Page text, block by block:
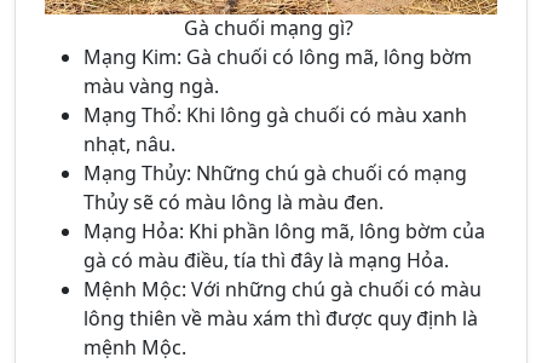
Gà chuối mạng gì?
Mạng Kim: Gà chuối có lông mã, lông bờm
màu vàng ngà.
Mạng Thổ: Khi lông gà chuối có màu xanh
nhạt, nâu.
Mạng Thủy: Những chú gà chuối có mạng
Thủy sẽ có màu lông là màu đen.
Mạng Hỏa: Khi phần lông mã, lông bờm của
gà có màu điều, tía thì đây là mạng Hỏa.
Mệnh Mộc: Với những chú gà chuối có màu
lông thiên về màu xám thì được quy định là
mệnh Mộc.